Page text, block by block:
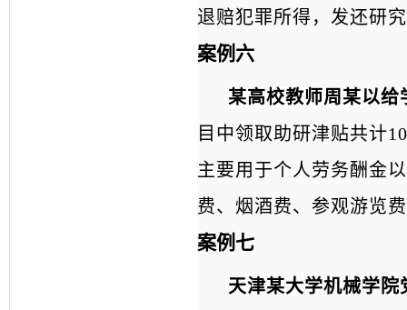
退赔犯罪所得，发还研
案例六
某高校教师周某以给
目中领取助研津贴共计
主要用于个人劳务酬金
费、烟酒费、参观游览
案例七
天津某大学机械学院